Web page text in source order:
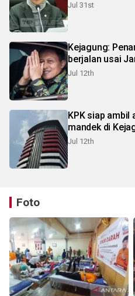
Jul 31st
Kejagung:
berjalan usai
Jul 12th
KPK siap ambil
mandek di
Jul 12th
Foto